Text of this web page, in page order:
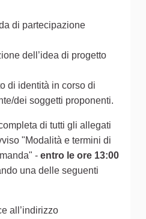
di partecipazione
esterno)
dell’idea di progetto
esterno)
di identità in corso di
dei soggetti proponenti.
di tutti gli allegati
"Modalità e termini di
- entro le ore 13:00
una delle seguenti
all’indirizzo